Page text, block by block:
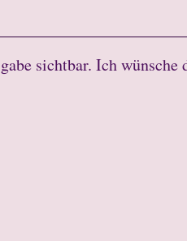
sichtbar. Ich wünsche